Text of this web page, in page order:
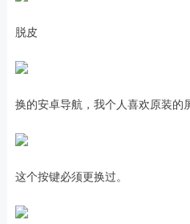
脱皮
换的安卓导航，我个人喜欢原装的
这个按键必须更换过。